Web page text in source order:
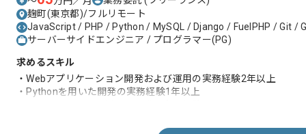
麹町(東京都)/フルリモート
JavaScript / PHP / Python / MySQL / Django / FuelPHP / Git /
サーバーサイドエンジニア / プログラマー(PG)
求めるスキル
・Webアプリケーション開発および運用の実務経験2年以上
・Pythonを用いた開発の実務経験1年以上